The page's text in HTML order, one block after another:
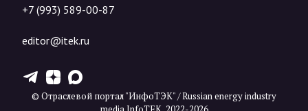
+7 (993) 589-00-87
editor@itek.ru
T Z X
© Отраслевой портал "ИнфоТЭК" / Russian energy industry